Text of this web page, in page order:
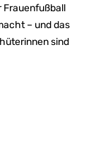
Frauenfußball
– und das
sind